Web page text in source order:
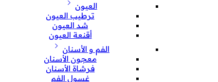
العيون
ترطيب العيون
شد العيون
أقنعة العيون
الفم و الأسنان
معجون الأسنان
فرشاة الأسنان
غسول الفم